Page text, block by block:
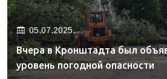
05.07.2025.
Вчера в Кронштадта был
уровень погодной опасности